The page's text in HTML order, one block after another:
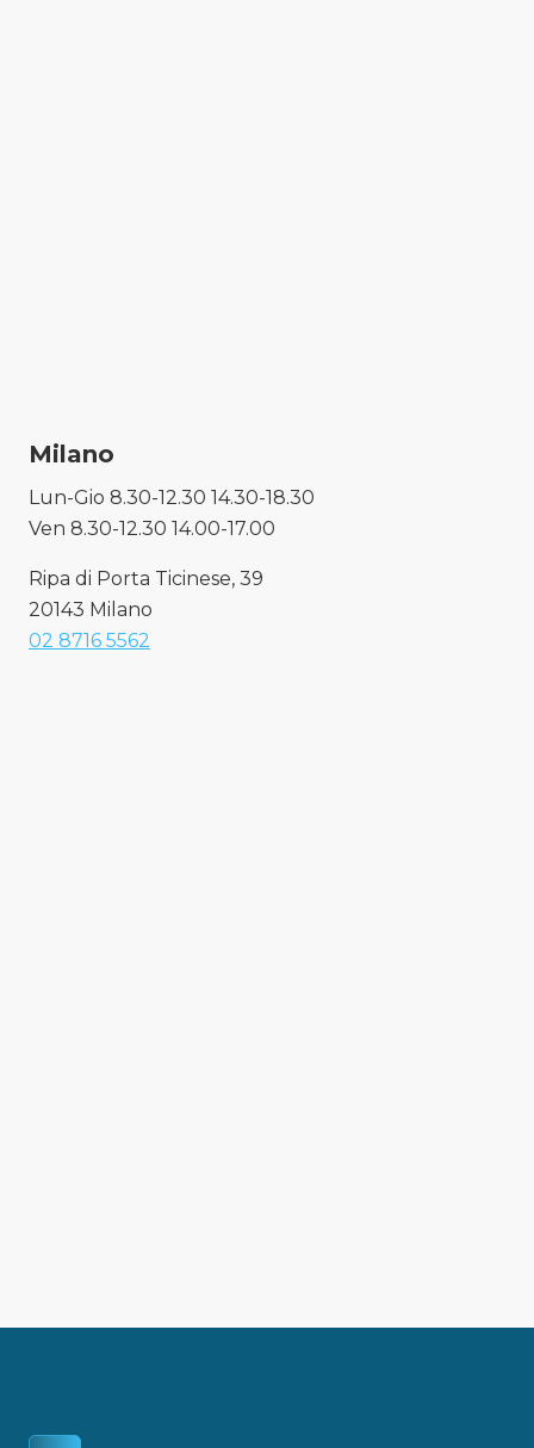
Milano
Lun-Gio 8.30-12.30 14.30-18.30
Ven 8.30-12.30 14.00-17.00
Ripa di Porta Ticinese, 39
20143 Milano
02 8716 5562